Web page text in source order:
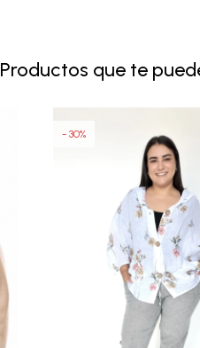
Productos que te
30